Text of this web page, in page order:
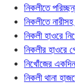
নিকলীতে
নিকলীতে
নিকলী হাওরে
নিকলীর হাওরে
নিখোঁজের
নিকলী থানা